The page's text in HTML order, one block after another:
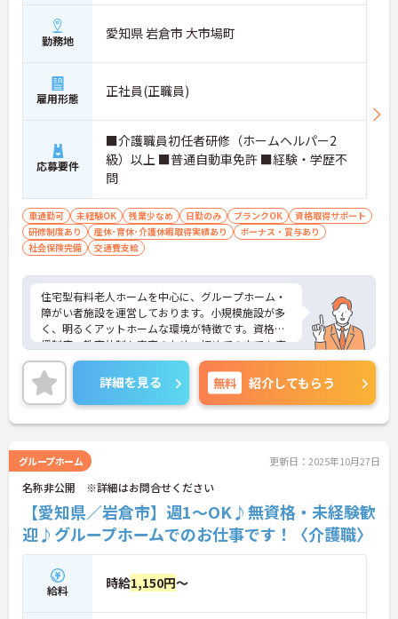
勤務地 愛知県 岩倉市 大市場町
雇用形態 正社員(正職員)
応募要件
■介護職員初任者研修（ホームヘルパー2
級）以上 ■普通自動車免許 ■経験・学歴不
問
車通勤可 未経験OK 残業少なめ 日勤のみ ブランクOK
資格取得サポート
研修制度あり
産休･育休･介護休暇取得実績あり
ボーナス・賞与あり
社会保険完備
交通費支給
住宅型有料老人ホームを中心に、グループホーム・
障がい者施設を運営しております。小規模施設が多
く、明るくアットホームな環境が特徴です。資格支
援制度・教育体制も充実のため、初めての方でも安
心して就業ができます。またリーダーや施設長など
キャリアップもあり、長期就業しながら、キャリア
形成ができる求人です。気になる方はぜひお問い合
わせください。
詳細を見る 無料 紹介してもらう
グループホーム 更新日：2025年10月27日
名称非公開 ※詳細はお問合せください
【愛知県／岩倉市】週1～OK♪無資格・未経験歓
迎♪グループホームでのお仕事です！〈介護職〉
給料 時給1,150円～